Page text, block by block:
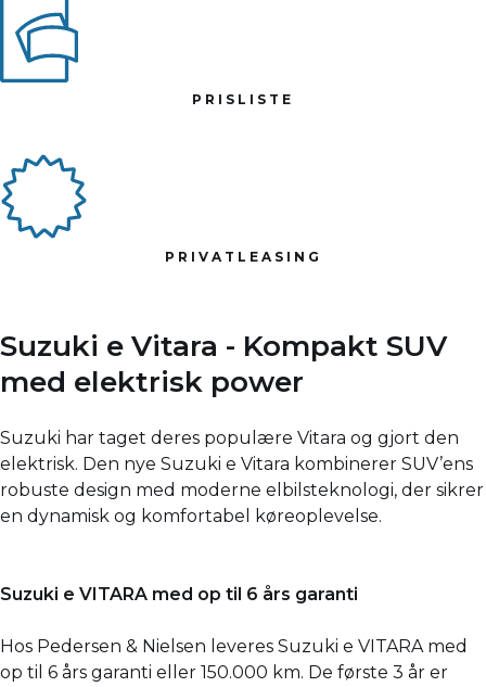
PRISLISTE
PRIVATLEASING
Suzuki e Vitara - Kompakt SUV
med elektrisk power
Suzuki har taget deres populære Vitara og gjort den
elektrisk. Den nye Suzuki e Vitara kombinerer SUV’ens
robuste design med moderne elbilsteknologi, der sikrer
en dynamisk og komfortabel køreoplevelse.
Suzuki e VITARA med op til 6 års garanti
Hos Pedersen & Nielsen leveres Suzuki e VITARA med
op til 6 års garanti eller 150.000 km. De første 3 år er